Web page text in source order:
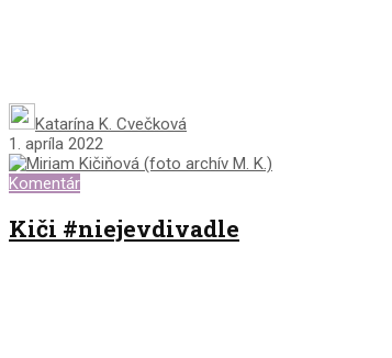
Katarína K. Cvečková
1. apríla 2022
Komentár
Kiči #niejevdivadle